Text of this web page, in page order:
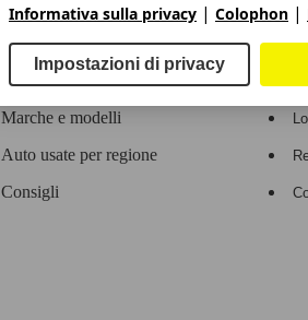
Contatti
Marche e modelli
Auto usate per regione
Consigli
Area
Informativa sulla privacy | Colophon |
Impostazioni di privacy